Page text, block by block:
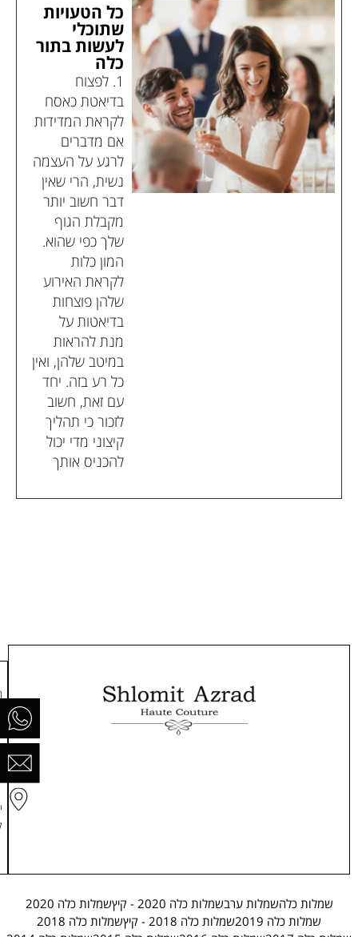
כל הטעויות
שתוכלי
לעשות בתור
כלה
1. לפצוח
בדיאטת כאסח
לקראת המדידות
אם מדברים
לרגע על העצמה
נשית, הרי שאין
דבר חשוב יותר
מקבלת הגוף
שלך כפי שהוא.
המון כלות
לקראת האירוע
שלהן פוצחות
בדיאטות על
מנת להראות
במיטב שלהן, ואין
כל רע בזה. יחד
עם זאת, חשוב
לזכור כי תהליך
קיצוני מדי יכול
להכניס אותך
שמלות כלהשמלות ערבשמלות כלה 2020 - קיץ
שמלות כלה 2020
שמלות כלה 2019
שמלות כלה 2018 - קיץ
שמלות כלה 2018